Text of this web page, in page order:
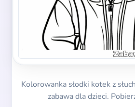
Kolorowanka słodki kotek z
zabawa dla dzieci.